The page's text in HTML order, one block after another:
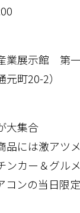
業展示館 第
町20-2）
大集合
品には激アツ
ンカー＆グルメ
コンの当日限